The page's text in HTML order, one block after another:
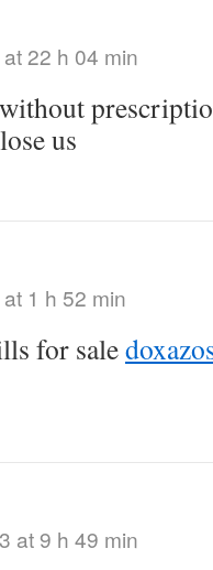
22 h 04 min
us
1 h 52 min
for sale
at 9 h 49 min